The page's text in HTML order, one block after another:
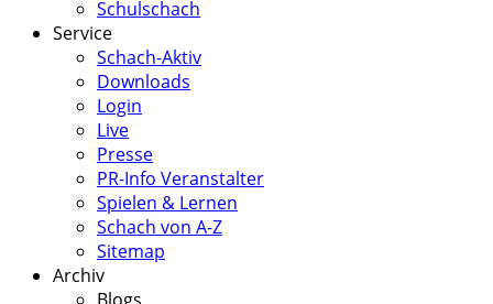
Schulschach
Service
Schach-Aktiv
Downloads
Login
Live
Presse
PR-Info Veranstalter
Spielen & Lernen
Schach von A-Z
Sitemap
Archiv